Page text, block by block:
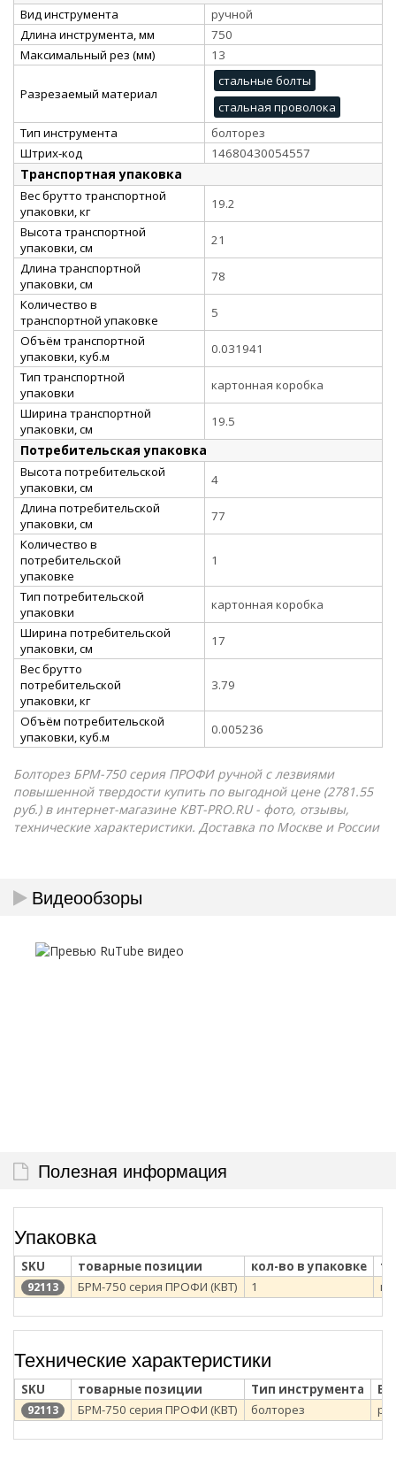
Вид инструмента
ручной
Длина инструмента, мм
750
Максимальный рез (мм)
13
Разрезаемый материал
стальные болты
стальная проволока
Тип инструмента
болторез
Штрих-код
14680430054557
Транспортная упаковка
Вес брутто транспортной
упаковки, кг
19.2
Высота транспортной
упаковки, см
21
Длина транспортной
упаковки, см
78
Количество в
транспортной упаковке
5
Объём транспортной
упаковки, куб.м
0.031941
Тип транспортной
упаковки
картонная коробка
Ширина транспортной
упаковки, см
19.5
Потребительская упаковка
Высота потребительской
упаковки, см
4
Длина потребительской
упаковки, см
77
Количество в
потребительской
упаковке
1
Тип потребительской
упаковки
картонная коробка
Ширина потребительской
упаковки, см
17
Вес брутто
потребительской
упаковки, кг
3.79
Объём потребительской
упаковки, куб.м
0.005236
Болторез БРМ-750 серия ПРОФИ ручной с лезвиями
повышенной твердости купить по выгодной цене (2781.55
руб.) в интернет-магазине КВТ-PRO.RU - фото, отзывы,
технические характеристики. Доставка по Москве и России
Видеообзоры
Полезная информация
Упаковка
SKU товарные позиции кол-во в упаковке
92113 БРМ-750 серия ПРОФИ (КВТ) 1
Технические характеристики
SKU товарные позиции Тип инструмента
92113 БРМ-750 серия ПРОФИ (КВТ) болторез